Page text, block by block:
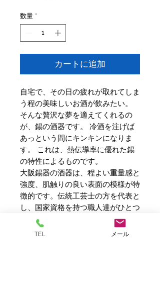
数量 *
カートに追加
自宅で、その日の疲れが取れてしま
う程の美味しいお酒が飲みたい。
そんな贅沢な夢を適えてくれるの
が、錫の酒器です。 冷酒を注げば
あっという間にキンキンになりま
す。 これは、熱伝導率に優れた錫
の特性によるものです。
大阪錫器の酒器は、程よい重量感と
強度、肌触りの良い表面の模様が特
徴的です。伝統工芸士の方を代表と
し、国家資格を持つ職人達がひとつ
ずつ手作りで製作しています。
古来から金・銀と並び高級品とさ
TEL メール